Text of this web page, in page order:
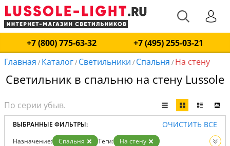
+7 (800) 775-63-32
+7 (495) 255-03-21
Главная / Каталог/ Светильники / Спальня / На стену
Светильник в спальню на стену Lussole
ВЫБРАННЫЕ ФИЛЬТРЫ: ОЧИСТИТЬ ВСЕ
Назначение: Спальня Теги:
На стену